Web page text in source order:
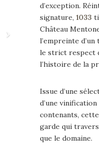
d’exception.
signature, 1033
Château
l’empreinte
le strict respect
l’histoire de la
Issue d’une
d’une
contenants,
garde qui
que le domaine.